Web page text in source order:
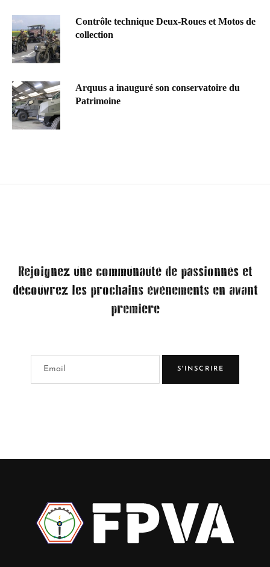
Contrôle technique Deux-Roues et Motos de
collection
Arquus a inauguré son conservatoire du
Patrimoine
Rejoignez une communauté de passionnés et
découvrez les prochains événements en avant
première
S'INSCRIRE